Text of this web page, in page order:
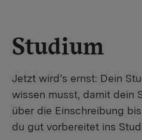
Studium
Jetzt wird’s ernst: Dein
wissen musst, damit dein
über die Einschreibung
du gut vorbereitet ins